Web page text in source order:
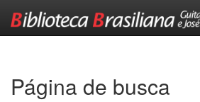
Página de busca